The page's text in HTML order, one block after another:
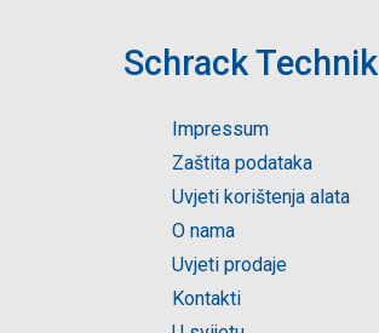
Schrack Technik
Impressum
Zaštita podataka
Uvjeti korištenja alata
O nama
Uvjeti prodaje
Kontakti